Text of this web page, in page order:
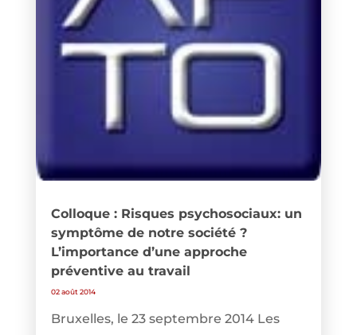
Colloque : Risques psychosociaux: un
symptôme de notre société ?
L’importance d’une approche
préventive au travail
02 août 2014
Bruxelles, le 23 septembre 2014 Les